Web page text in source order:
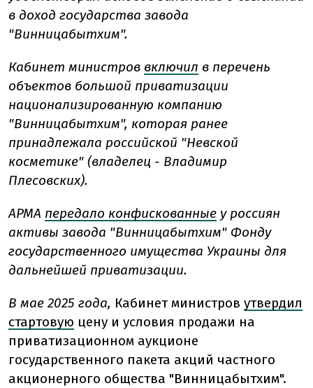
в доход государства завода
"Винницабытхим".
Кабинет министров включил в перечень
объектов большой приватизации
национализированную компанию
"Винницабытхим", которая ранее
принадлежала российской "Невской
косметике" (владелец - Владимир
Плесовских).
АРМА передало конфискованные у россиян
активы завода "Винницабытхим" Фонду
государственного имущества Украины для
дальнейшей приватизации.
В мае 2025 года, Кабинет министров утвердил
стартовую цену и условия продажи на
приватизационном аукционе
государственного пакета акций частного
акционерного общества "Винницабытхим".